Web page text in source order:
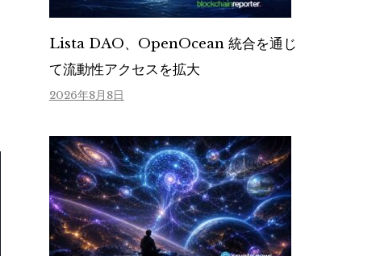
Lista DAO、OpenOcean 統合を通じ
て流動性アクセスを拡大
2026年8月8日